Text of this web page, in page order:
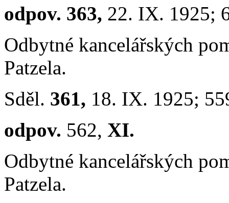
odpov. 363, 22. IX. 1925;
Odbytné kancelářských
Patzela.
Sděl. 361, 18. IX. 1925;
odpov. 562, XI.
Odbytné kancelářských
Patzela.